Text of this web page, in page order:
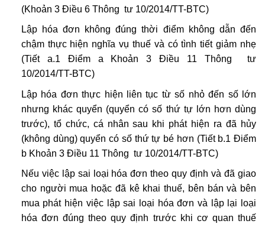
(Khoản 3 Điều 6 Thông tư 10/2014/TT-BTC)
Lập hóa đơn không đúng thời điểm không dẫn đến
chậm thực hiện nghĩa vụ thuế và có tình tiết giảm nhẹ
(Tiết a.1 Điểm a Khoản 3 Điều 11Thông tư
10/2014/TT-BTC)
Lập hóa đơn thực hiện liên tục từ số nhỏ đến số lớn
nhưng khác quyển (quyển có số thứ tự lớn hơn dùng
trước), tổ chức, cá nhân sau khi phát hiện ra đã hủy
(không dùng) quyển có số thứ tự bé hơn (Tiết b.1 Điểm
b Khoản 3 Điều 11 Thông tư 10/2014/TT-BTC)
Nếu việc lập sai loại hóa đơn theo quy định và đã giao
cho người mua hoặc đã kê khai thuế, bên bán và bên
mua phát hiện việc lập sai loại hóa đơn và lập lại loại
hóa đơn đúng theo quy định trước khi cơ quan thuế